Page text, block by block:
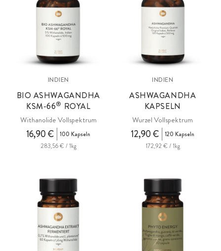
INDIEN
BIO ASHWAGANDHA
KSM-66® ROYAL
Withanolide Vollspektrum
16,90 €
100 Kapseln
283,56 € / 1kg
INDIEN
ASHWAGANDHA
KAPSELN
Wurzel Vollspektrum
12,90 €
120 Kapseln
172,92 € / 1kg